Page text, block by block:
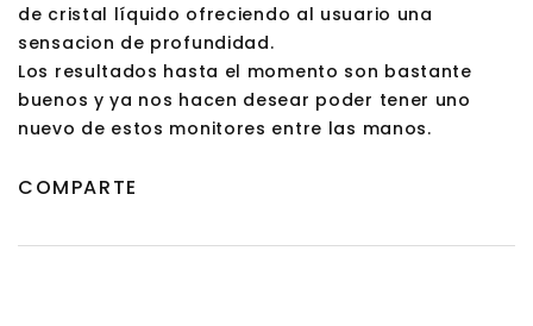
de cristal líquido ofreciendo al usuario una
sensacion de profundidad.
Los resultados hasta el momento son bastante
buenos y ya nos hacen desear poder tener uno
nuevo de estos monitores entre las manos.
COMPARTE